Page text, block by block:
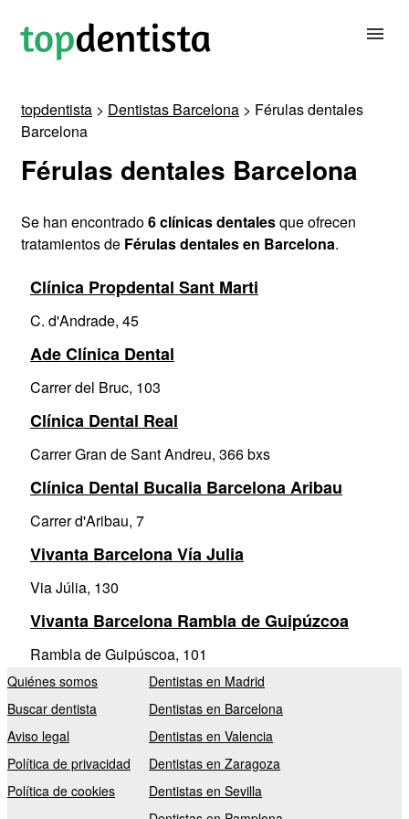
BUSCAR DENTISTA
PARA CLÍNICAS DENTALES
CONTACTAR
topdentista > Dentistas Barcelona > Férulas dentales
Barcelona
Férulas dentales Barcelona
Se han encontrado6 clínicas dentalesque ofrecen
tratamientos de Férulas dentales en Barcelona.
Clínica Propdental Sant Marti
C. d'Andrade, 45
Ade Clínica Dental
Carrer del Bruc, 103
Clínica Dental Real
Carrer Gran de Sant Andreu, 366 bxs
Clínica Dental Bucalia Barcelona Aribau
Carrer d'Aribau, 7
Vivanta Barcelona Vía Julia
Via Júlia, 130
Vivanta Barcelona Rambla de Guipúzcoa
Rambla de Guipúscoa, 101
Quiénes somos
Buscar dentista
Aviso legal
Política de privacidad
Política de cookies
Dentistas en Madrid
Dentistas en Barcelona
Dentistas en Valencia
Dentistas en Zaragoza
Dentistas en Sevilla